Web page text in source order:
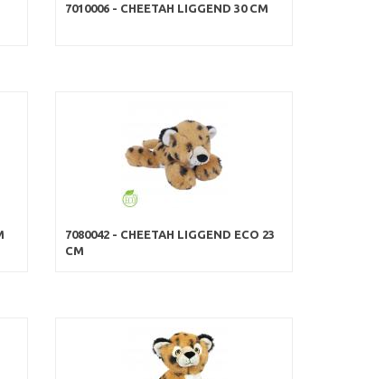
7010006 - CHEETAH LIGGEND 30 CM
7080042 - CHEETAH LIGGEND ECO 23
CM